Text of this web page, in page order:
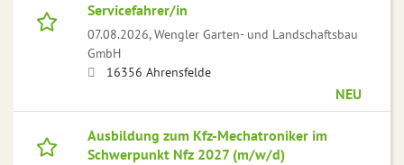
Servicefahrer/in
07.08.2026,Wengler Garten- und Landschaftsbau
GmbH
16356 Ahrensfelde
NEU
Ausbildung zum Kfz-Mechatroniker im
Schwerpunkt Nfz 2027 (m/w/d)